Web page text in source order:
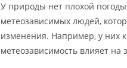
У природы нет плохой
метеозависимых людей,
изменения. Например, у них
метеозависимость влияет на